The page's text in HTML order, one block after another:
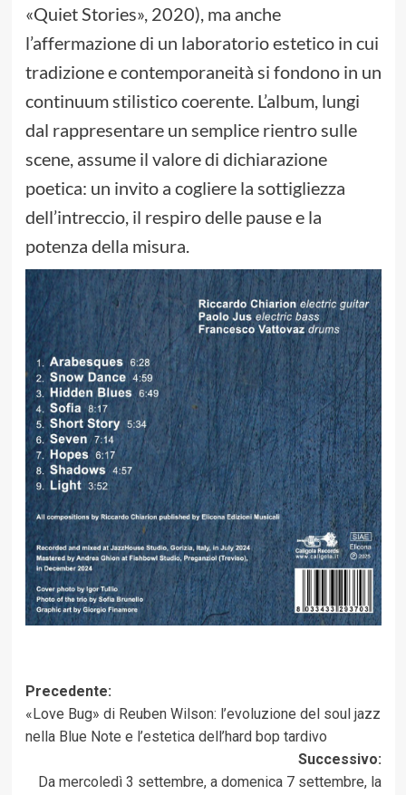
«Quiet Stories», 2020), ma anche
l’affermazione di un laboratorio estetico in cui
tradizione e contemporaneità si fondono in un
continuum stilistico coerente. L’album, lungi
dal rappresentare un semplice rientro sulle
scene, assume il valore di dichiarazione
poetica: un invito a cogliere la sottigliezza
dell’intreccio, il respiro delle pause e la
potenza della misura.
Navigazione
articolo
Precedente:
«Love Bug» di Reuben Wilson: l’evoluzione del soul jazz
nella Blue Note e l’estetica dell’hard bop tardivo
Successivo:
Da mercoledì 3 settembre, a domenica 7 settembre, la